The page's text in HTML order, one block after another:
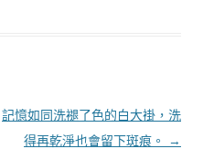
記憶如同洗褪了色的白大褂，洗
得再乾淨也會留下斑痕。
→